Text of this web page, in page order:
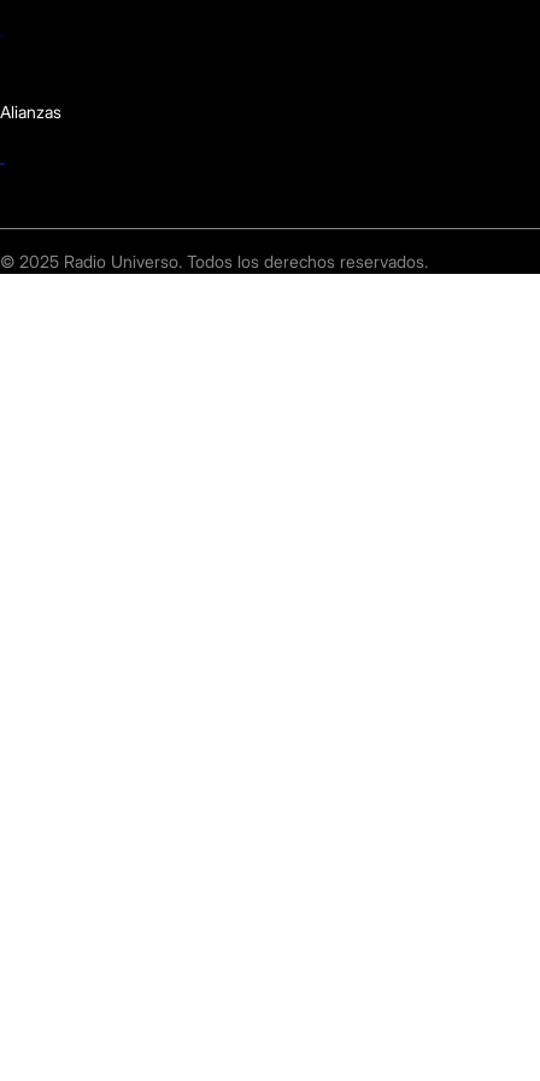
Alianzas
© 2025 Radio Universo. Todos los derechos reservados.